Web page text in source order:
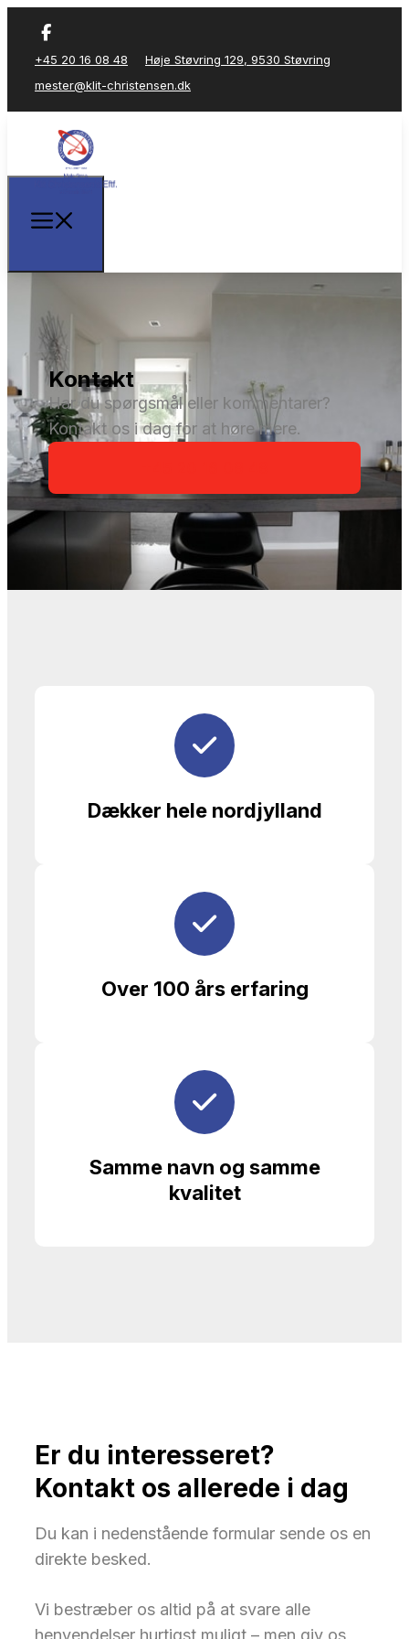
+45 20 16 08 48
Høje Støvring 129, 9530 Støvring
mester@klit-christensen.dk
Kontakt
Har du spørgsmål eller kommentarer?
Kontakt os i dag for at høre mere.
Dækker hele nordjylland
Over 100 års erfaring
Samme navn og samme
kvalitet
Er du interesseret?
Kontakt os allerede i dag
Du kan i nedenstående formular sende os en
direkte besked.
Vi bestræber os altid på at svare alle
henvendelser hurtigst muligt – men giv os